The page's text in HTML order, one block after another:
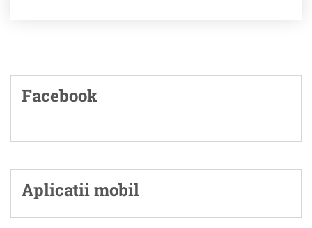
Facebook
Aplicatii mobil